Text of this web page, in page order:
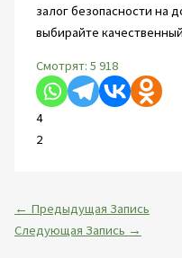
залог безопасности на
выбирайте
Смотрят: 5 918
4
2
← Предыдущая Запись
Следующая Запись →